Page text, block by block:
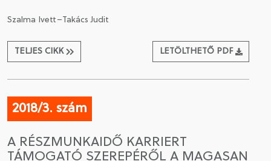
Szalma Ivett–Takács Judit
TELJES CIKK LETÖLTHETŐ PDF
2018/3. szám
A RÉSZMUNKAIDŐ KARRIERT
TÁMOGATÓ SZEREPÉRŐL A MAGASAN